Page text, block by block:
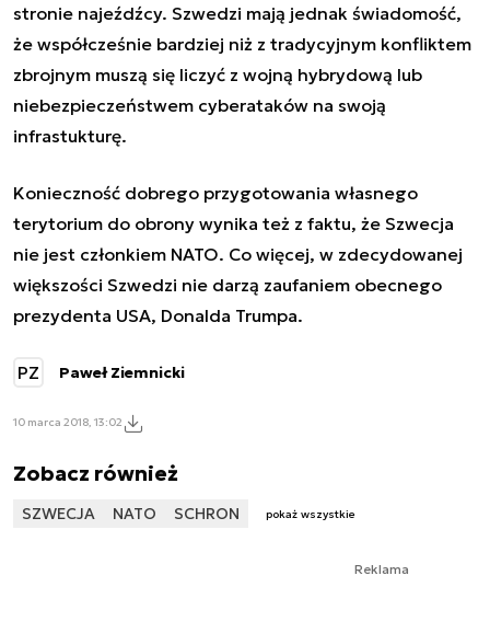
stronie najeźdźcy. Szwedzi mają jednak świadomość,
że współcześnie bardziej niż z tradycyjnym konfliktem
zbrojnym muszą się liczyć z wojną hybrydową lub
niebezpieczeństwem cyberataków na swoją
infrastukturę.
Konieczność dobrego przygotowania własnego
terytorium do obrony wynika też z faktu, że Szwecja
nie jest członkiem NATO. Co więcej, w zdecydowanej
większości Szwedzi nie darzą zaufaniem obecnego
prezydenta USA, Donalda Trumpa.
PZ Paweł Ziemnicki
10 marca 2018, 13:02
Zobacz również
SZWECJA NATO SCHRON pokaż wszystkie
Reklama